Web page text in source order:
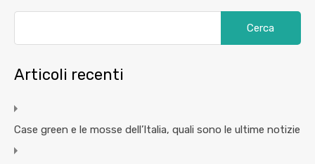
Articoli recenti
Case green e le mosse dell’Italia, quali sono le ultime notizie